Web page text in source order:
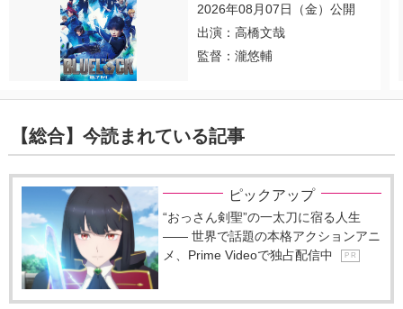
2026年08月07日（金）公開
出演：高橋文哉
監督：瀧悠輔
【総合】今読まれている記事
ピックアップ
“おっさん剣聖”の一太刀に宿る人生
―― 世界で話題の本格アクションアニ
メ、Prime Videoで独占配信中
P R